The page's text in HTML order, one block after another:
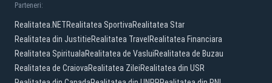
Parteneri:
Realitatea.NETRealitatea SportivaRealitatea Star
Realitatea din JustitieRealitatea Travel Realitatea Financiara
Realitatea SpiritualaRealitatea de VasluiRealitatea de Buzau
Realitatea de CraiovaRealitatea ZileiRealitatea din USR